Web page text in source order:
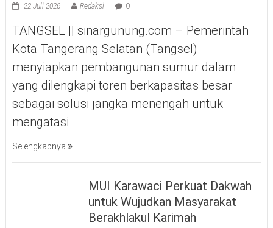
22 Juli 2026 Redaksi 0
TANGSEL || sinargunung.com – Pemerintah
Kota Tangerang Selatan (Tangsel)
menyiapkan pembangunan sumur dalam
yang dilengkapi toren berkapasitas besar
sebagai solusi jangka menengah untuk
mengatasi
Selengkapnya
MUI Karawaci Perkuat Dakwah
untuk Wujudkan Masyarakat
Berakhlakul Karimah